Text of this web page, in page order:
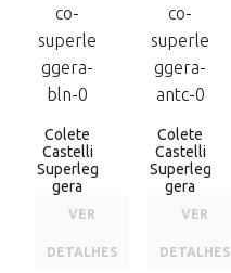
Colete
Castelli
Superleg
gera
VER
DETALHES
Colete
Castelli
Superleg
gera
VER
DETALHES